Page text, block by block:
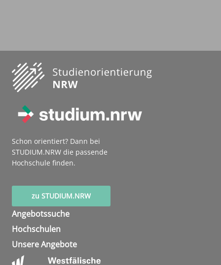
Schon orientiert? Dann bei
STUDIUM.NRW die passende
Hochschule finden.
zu STUDIUM.NRW
Angebotssuche
Hochschulen
Unsere Angebote